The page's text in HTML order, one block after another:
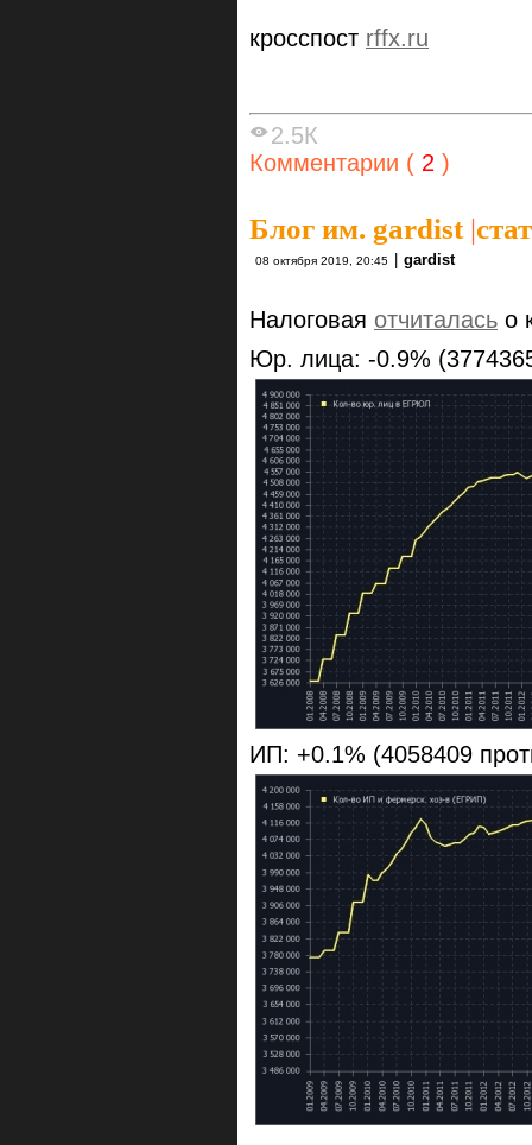
кросспост rffx.ru
2.5К
Комментарии ( 2 )
Блог им. gardist|
08 октября 2019, 20:45 gardist
Налоговая отчиталась о
Юр. лица: -0.9%
ИП: +0.1% (4058409